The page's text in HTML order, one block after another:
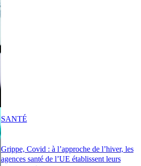
Grippe, Covid : à l’approche de l’hiver, les
agences santé de l’UE établissent leurs
SANTÉ